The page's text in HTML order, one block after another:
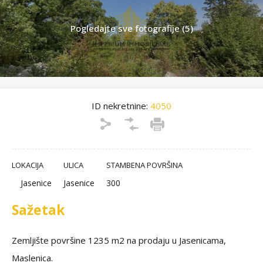
Pogledajte sve fotografije (5)
ID nekretnine: 4050
LOKACIJA
Jasenice
ULICA
Jasenice
STAMBENA POVRŠINA
300
Sažetak
Zemljište površine 1235 m2 na prodaju u Jasenicama,
Maslenica.